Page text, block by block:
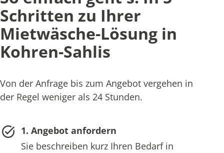
Schritten zu Ihrer
Mietwäsche-Lösung in
Kohren-Sahlis
Von der Anfrage bis zum Angebot vergehen in
der Regel weniger als 24 Stunden.
1. Angebot anfordern
Sie beschreiben kurz Ihren Bedarf in